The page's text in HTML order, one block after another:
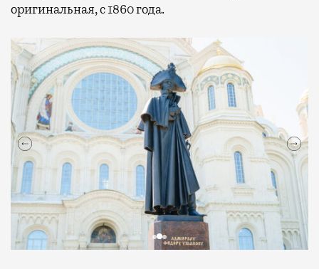
оригинальная, с 1860 года.